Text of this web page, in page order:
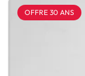
OFFRE 30 ANS